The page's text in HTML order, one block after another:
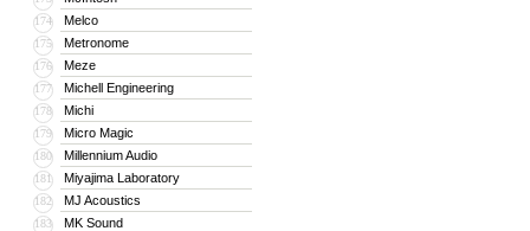
174 Melco
175 Metronome
176 Meze
177 Michell Engineering
178 Michi
179 Micro Magic
180 Millennium Audio
181 Miyajima Laboratory
182 MJ Acoustics
183 MK Sound